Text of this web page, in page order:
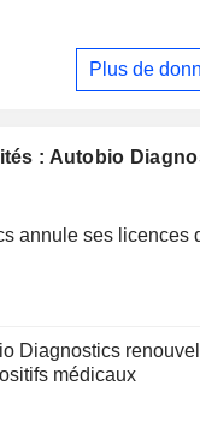
: Autobio
annule ses licences
Diagnostics
médicaux
Plus de